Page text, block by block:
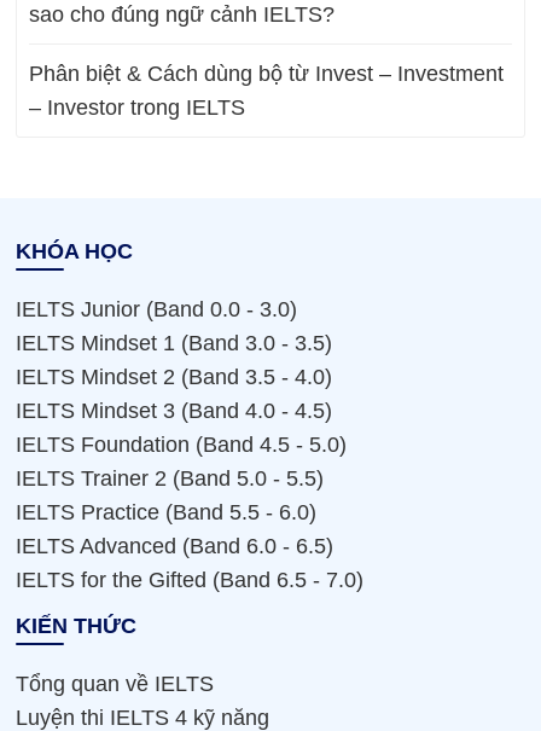
sao cho đúng ngữ cảnh IELTS?
Phân biệt & Cách dùng bộ từ Invest – Investment
– Investor trong IELTS
KHÓA HỌC
IELTS Junior (Band 0.0 - 3.0)
IELTS Mindset 1 (Band 3.0 - 3.5)
IELTS Mindset 2 (Band 3.5 - 4.0)
IELTS Mindset 3 (Band 4.0 - 4.5)
IELTS Foundation (Band 4.5 - 5.0)
IELTS Trainer 2 (Band 5.0 - 5.5)
IELTS Practice (Band 5.5 - 6.0)
IELTS Advanced (Band 6.0 - 6.5)
IELTS for the Gifted (Band 6.5 - 7.0)
KIẾN THỨC
Tổng quan về IELTS
Luyện thi IELTS 4 kỹ năng